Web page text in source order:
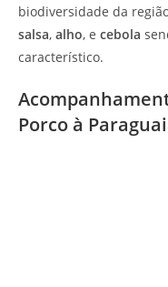
biodiversidade da
salsa, alho, e cebola
característico.
Porco à